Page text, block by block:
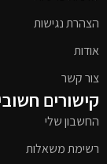
הצהרת נגישות
אודות
צור קשר
קישורים
החשבון שלי
רשימת משאלות